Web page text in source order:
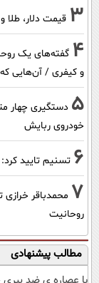
3 قیمت دلار، طلا و سکه شنبه ۱۷
4
و کیفری / آن‌هایی که می‌خواهند به ۲۵۰
5 دستگیری چهار
خودروی ربایش
6 تسنیم تایید
7 محمدباقر
روحانیت
مطالب پیشنهادی